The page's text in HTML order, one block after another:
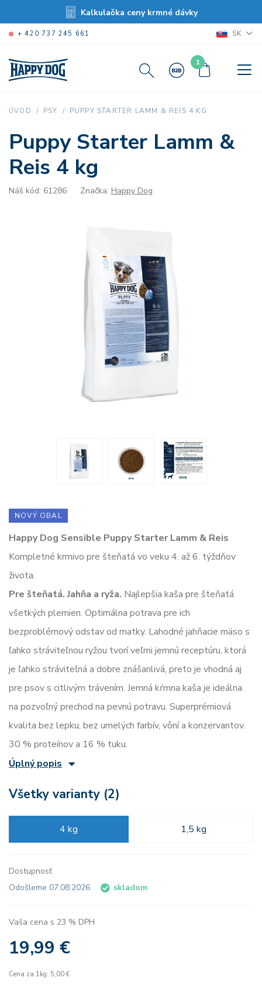
Kalkulačka ceny krmné dávky
+ 420 737 245 661 SK
1
ÚVOD PSY PUPPY STARTER LAMM & REIS 4 KG
Puppy Starter Lamm &
Reis 4 kg
Náš kód: 61286 Značka: Happy Dog
NOVÝ OBAL
Happy Dog Sensible Puppy Starter Lamm & Reis
Kompletné krmivo pre šteňatá vo veku 4. až 6. týždňov
života.
Pre šteňatá. Jahňa a ryža. Najlepšia kaša pre šteňatá
všetkých plemien. Optimálna potrava pre ich
bezproblémový odstav od matky. Lahodné jahňacie mäso s
ľahko stráviteľnou ryžou tvorí veľmi jemnú receptúru, ktorá
je ľahko stráviteľná a dobre znášanlivá, preto je vhodná aj
pre psov s citlivým trávením. Jemná kŕmna kaša je ideálna
na pozvoľný prechod na pevnú potravu. Superprémiová
kvalita bez lepku, bez umelých farbív, vôní a konzervantov.
30 % proteínov a 16 % tuku.
Úplný popis
Všetky varianty (2)
4 kg 1,5 kg
Dostupnosť
Odošleme 07.08.2026
skladom
Vaša cena s 23 % DPH
19,99 €
Cena za 1kg: 5,00 €